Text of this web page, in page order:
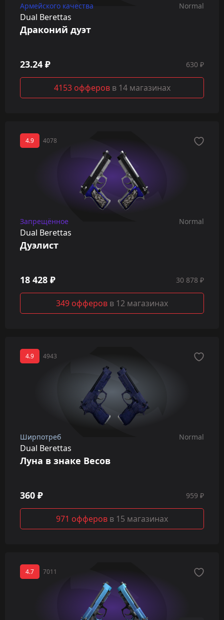
Армейского качества Normal
Dual Berettas
Драконий дуэт
23.24 ₽ 630 ₽
4153 офферов в 14 магазинах
4.9 4078
Запрещённое Normal
Dual Berettas
Дуэлист
18 428 ₽ 30 878 ₽
349 офферов в 12 магазинах
4.9 4943
Ширпотреб Normal
Dual Berettas
Луна в знаке Весов
360 ₽ 959 ₽
971 офферов в 15 магазинах
4.7 7011